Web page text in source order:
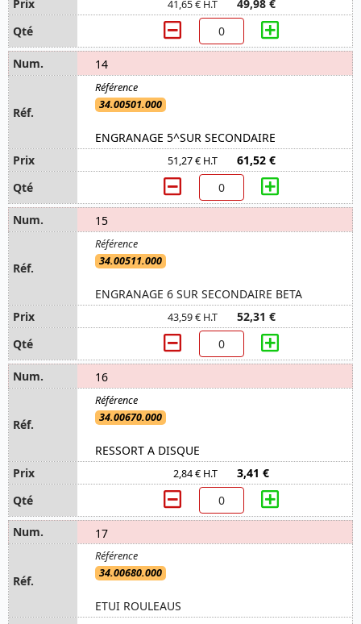
41,65 € H.T 49,98 €
14
34.00501.000
ENGRANAGE 5^SUR SECONDAIRE
51,27 € H.T 61,52 €
15
34.00511.000
ENGRANAGE 6 SUR SECONDAIRE BETA
43,59 € H.T 52,31 €
16
34.00670.000
RESSORT A DISQUE
2,84 € H.T 3,41 €
17
34.00680.000
ETUI ROULEAUS